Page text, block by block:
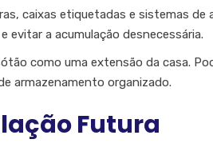
caixas etiquetadas e sistemas de
evitar a acumulação desnecessária.
como uma extensão da casa.
armazenamento organizado.
Futura